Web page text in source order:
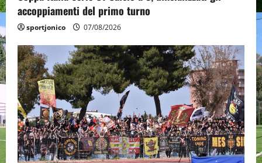
accoppiamenti del primo turno
sportjonico 07/08/2026